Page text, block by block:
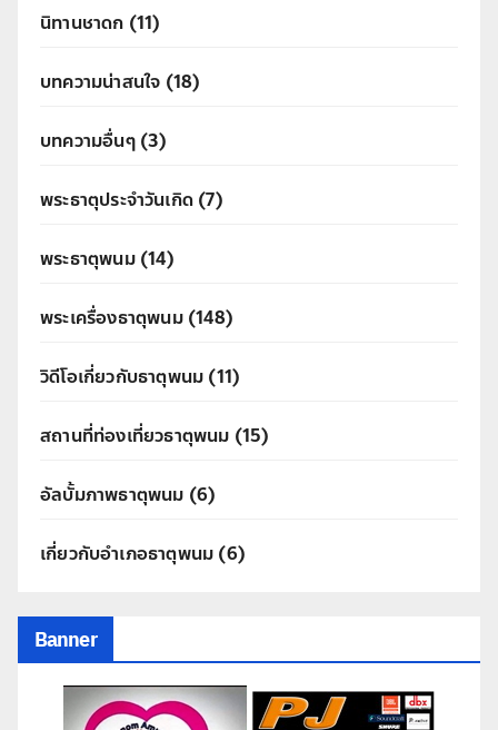
นิทานชาดก (11)
บทความน่าสนใจ (18)
บทความอื่นๆ(3)
พระธาตุประจำวันเกิด (7)
พระธาตุพนม(14)
พระเครื่องธาตุพนม(148)
วิดีโอเกี่ยวกับธาตุพนม (11)
สถานที่ท่องเที่ยวธาตุพนม (15)
อัลบั้มภาพธาตุพนม (6)
เกี่ยวกับอำเภอธาตุพนม (6)
Banner